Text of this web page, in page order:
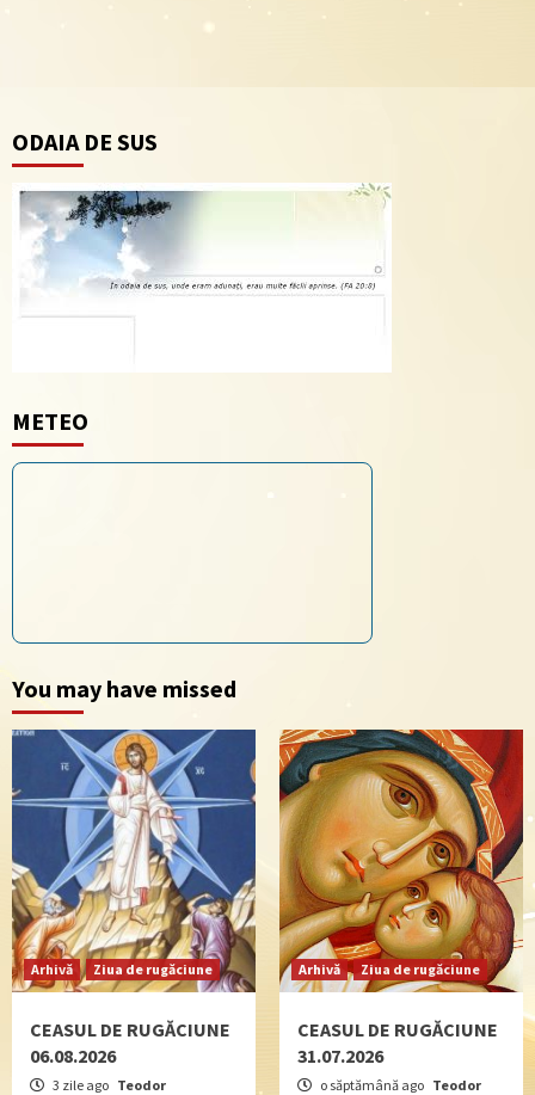
ODAIA DE SUS
METEO
You may have missed
Arhivă Ziua de rugăciune
CEASUL DE RUGĂCIUNE
06.08.2026
3 zile ago Teodor
Arhivă Ziua de rugăciune
CEASUL DE RUGĂCIUNE
31.07.2026
o săptămână ago Teodor